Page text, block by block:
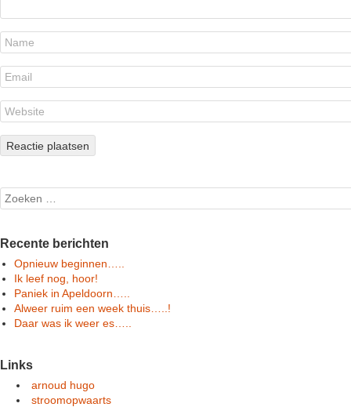
Search
Recente berichten
Opnieuw beginnen…..
Ik leef nog, hoor!
Paniek in Apeldoorn…..
Alweer ruim een week thuis…..!
Daar was ik weer es…..
Links
arnoud hugo
stroomopwaarts